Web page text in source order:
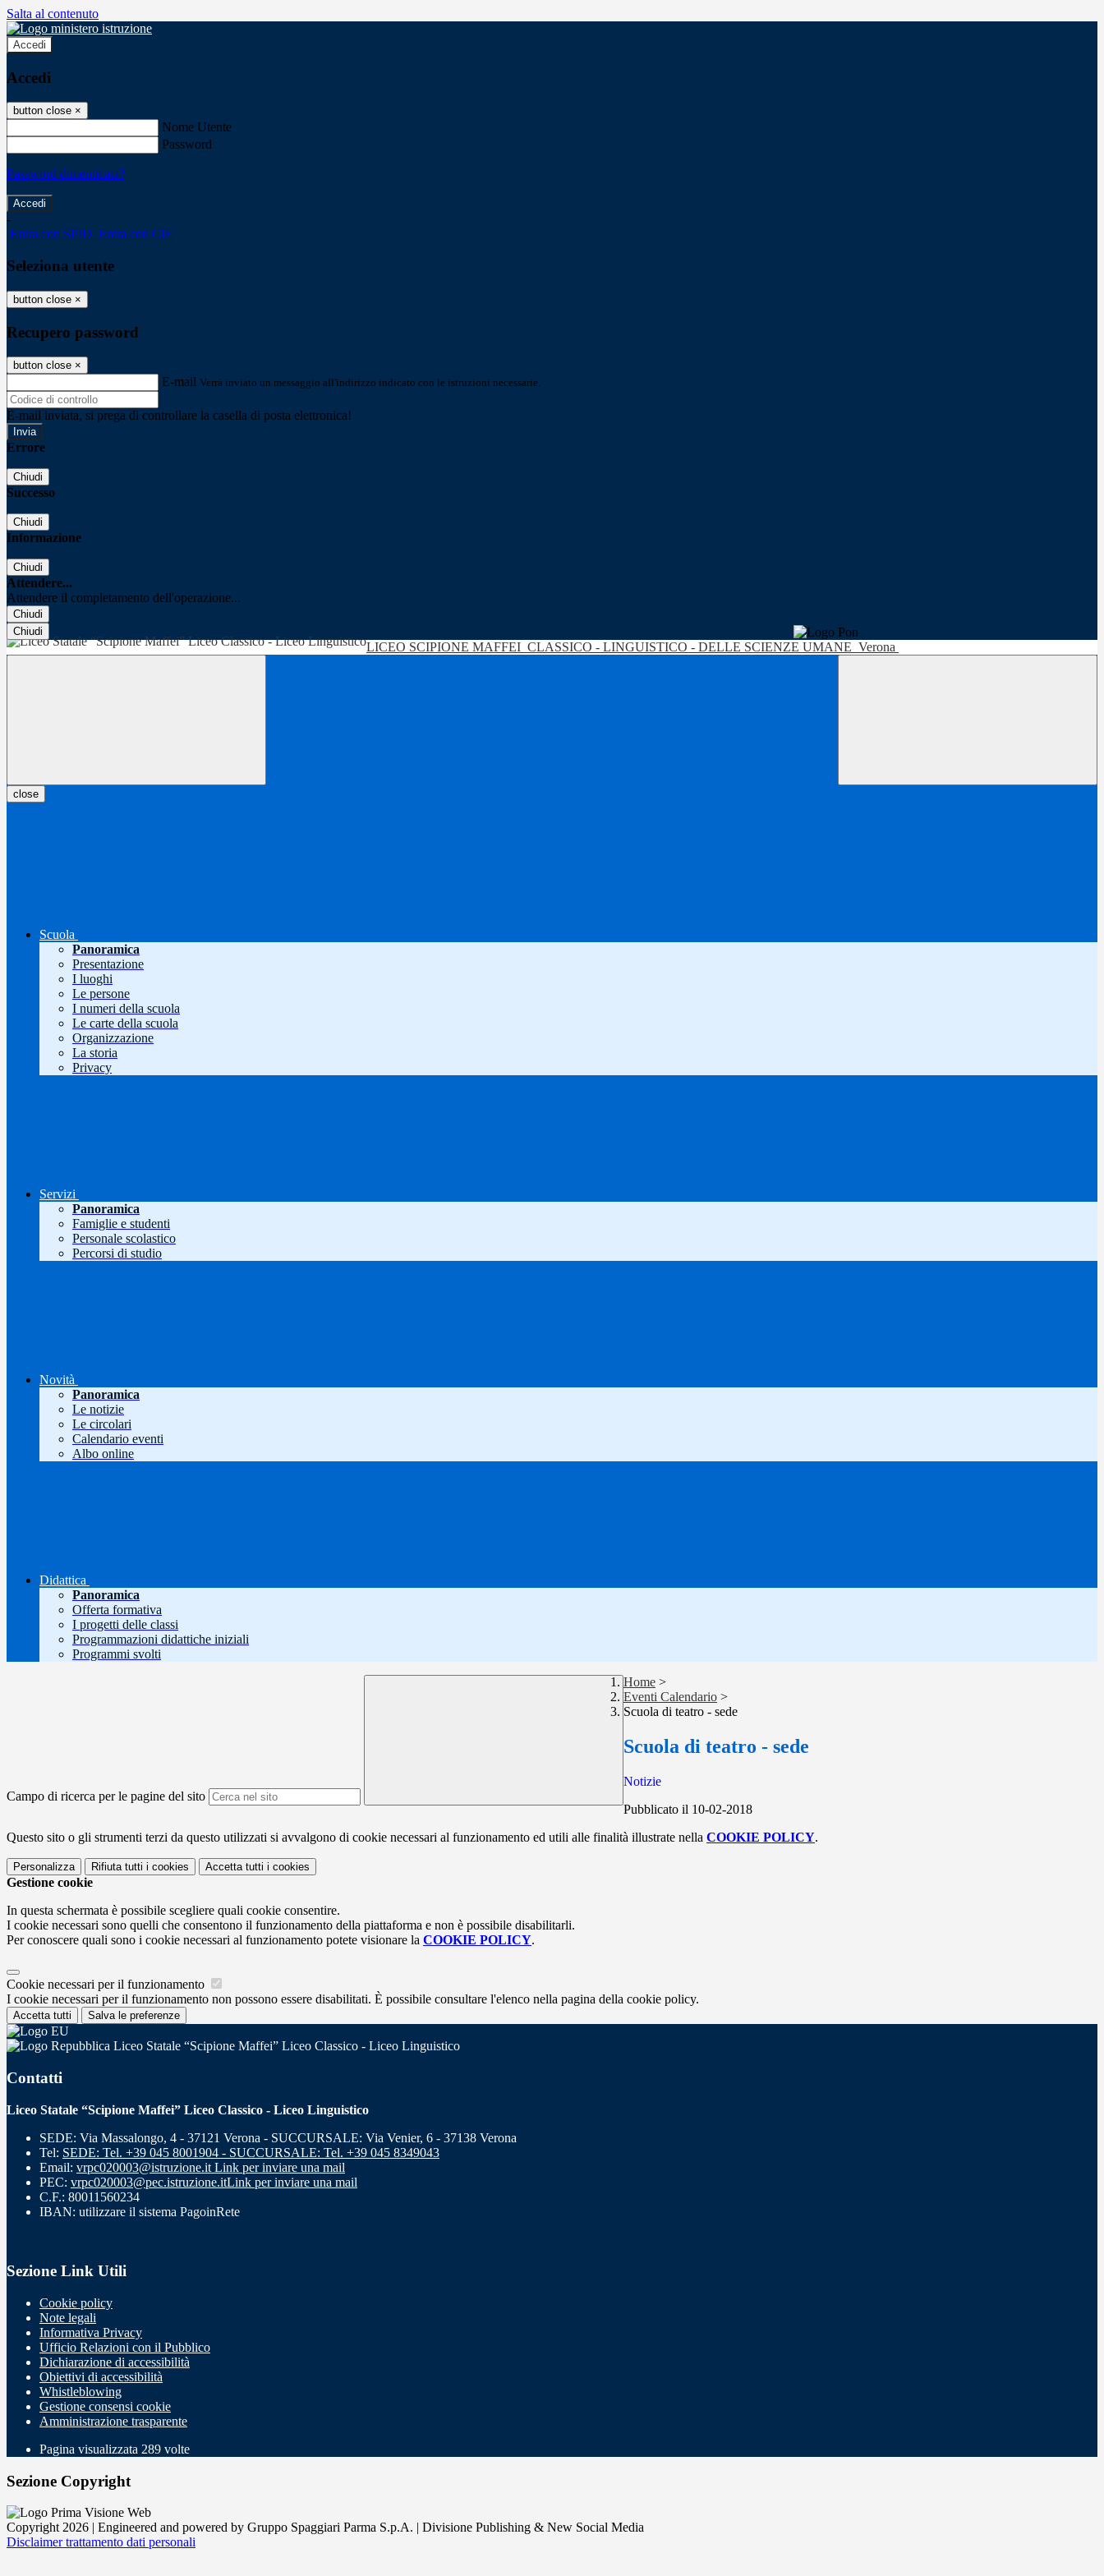
Salta al contenuto
Accedi
Accedi
button close ×
Nome Utente
Password
Password dimenticata?
-
Entra con SPID Entra con CIE
Seleziona utente
button close ×
Recupero password
button close ×
E-mail Verrà inviato un messaggio all'indirizzo indicato con le istruzioni necessarie.
E-mail inviata, si prega di controllare la casella di posta elettronica!
Errore
Chiudi
Successo
Chiudi
Informazione
Chiudi
Attendere...
Attendere il completamento dell'operazione...
Chiudi
Chiudi
LICEO SCIPIONE MAFFEI CLASSICO - LINGUISTICO - DELLE SCIENZE UMANE Verona
close
Scuola
Panoramica
Presentazione
I luoghi
Le persone
I numeri della scuola
Le carte della scuola
Organizzazione
La storia
Privacy
Servizi
Panoramica
Famiglie e studenti
Personale scolastico
Percorsi di studio
Novità
Panoramica
Le notizie
Le circolari
Calendario eventi
Albo online
Didattica
Panoramica
Offerta formativa
I progetti delle classi
Programmazioni didattiche iniziali
Programmi svolti
Campo di ricerca per le pagine del sito
Home >
Eventi Calendario >
Scuola di teatro - sede
Scuola di teatro - sede
Notizie
Pubblicato il 10-02-2018
Questo sito o gli strumenti terzi da questo utilizzati si avvalgono di cookie necessari al funzionamento ed utili alle finalità illustrate nella COOKIE POLICY.
Personalizza Rifiuta tutti i cookies Accetta tutti i cookies
Gestione cookie
In questa schermata è possibile scegliere quali cookie consentire.
I cookie necessari sono quelli che consentono il funzionamento della piattaforma e non è possibile disabilitarli.
Per conoscere quali sono i cookie necessari al funzionamento potete visionare la COOKIE POLICY.
Cookie necessari per il funzionamento
I cookie necessari per il funzionamento non possono essere disabilitati. È possibile consultare l'elenco nella pagina della cookie policy.
Accetta tutti Salva le preferenze
Liceo Statale “Scipione Maffei” Liceo Classico - Liceo Linguistico
Contatti
Liceo Statale “Scipione Maffei” Liceo Classico - Liceo Linguistico
SEDE: Via Massalongo, 4 - 37121 Verona - SUCCURSALE: Via Venier, 6 - 37138 Verona
Tel: SEDE: Tel. +39 045 8001904 - SUCCURSALE: Tel. +39 045 8349043
Email: vrpc020003@istruzione.it Link per inviare una mail
PEC: vrpc020003@pec.istruzione.itLink per inviare una mail
C.F.: 80011560234
IBAN: utilizzare il sistema PagoinRete
Sezione Link Utili
Cookie policy
Note legali
Informativa Privacy
Ufficio Relazioni con il Pubblico
Dichiarazione di accessibilità
Obiettivi di accessibilità
Whistleblowing
Gestione consensi cookie
Amministrazione trasparente
Pagina visualizzata 289 volte
Sezione Copyright
Copyright 2026 | Engineered and powered by Gruppo Spaggiari Parma S.p.A. | Divisione Publishing & New Social Media
Disclaimer trattamento dati personali